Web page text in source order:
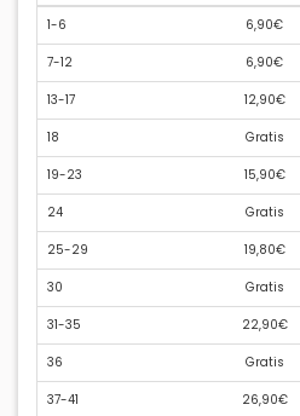
1-6 6,90€
7-12 6,90€
13-17 12,90€
18 Gratis
19-23 15,90€
24 Gratis
25-29 19,80€
30 Gratis
31-35 22,90€
36 Gratis
37-41 26,90€